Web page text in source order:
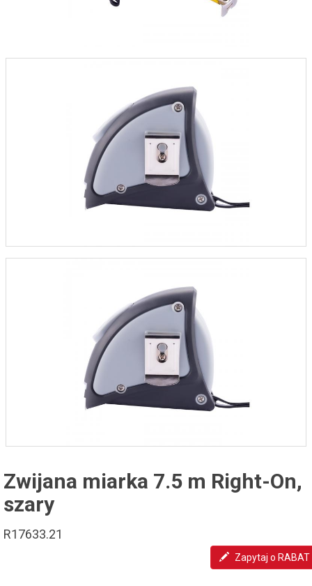
Zwijana miarka 7.5 m Right-On,
szary
R17633.21
Zapytaj o RABAT